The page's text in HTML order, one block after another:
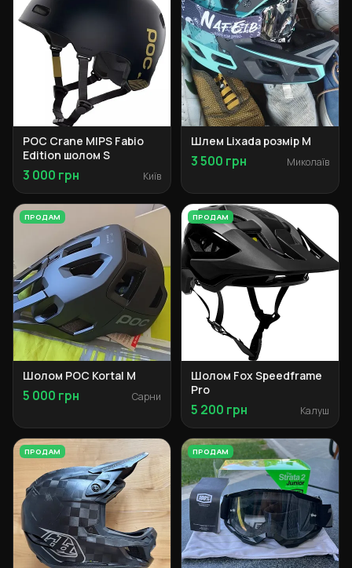
POC Crane MIPS Fabio
Edition шолом S
3 000 грн Київ
Шлем Lixada розмір М
3 500 грн Миколаїв
ПРОДАМ
Шолом POC Kortal M
5 000 грн Сарни
ПРОДАМ
Шолом Fox Speedframe
Pro
5 200 грн Калуш
ПРОДАМ ПРОДАМ